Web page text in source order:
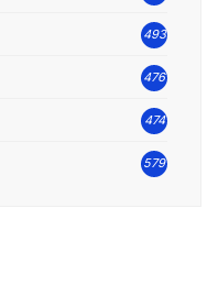
493
476
474
579